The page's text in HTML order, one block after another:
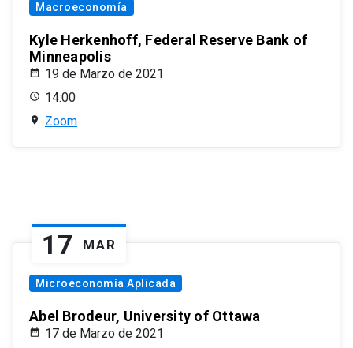
Macroeconomía
Kyle Herkenhoff, Federal Reserve Bank of
Minneapolis
19 de Marzo de 2021
14:00
Zoom
17 MAR
Microeconomía Aplicada
Abel Brodeur, University of Ottawa
17 de Marzo de 2021